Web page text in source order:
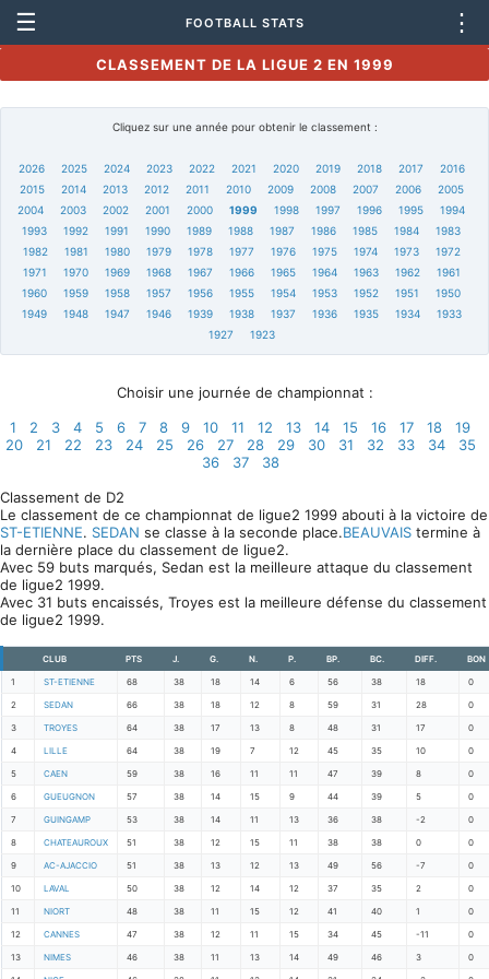
☰ FOOTBALL STATS ⋮
CLASSEMENT DE LA LIGUE 2 EN 1999
Cliquez sur une année pour obtenir le classement :
2026 2025 2024 2023 2022 2021 2020 2019 2018 2017
2016
2015
2014 2013 2012 2011 2010 2009 2008 2007 2006
2005
2004
2003 2002 2001 2000 1999 1998 1997 1996 1995
1994
1993
1992 1991 1990 1989 1988 1987 1986 1985 1984
1983
1982
1981 1980 1979 1978 1977 1976 1975 1974 1973
1972
1971
1970 1969 1968 1967 1966 1965 1964 1963 1962
1961
1960
1959 1958 1957 1956 1955 1954 1953 1952 1951
1950
1949
1948 1947 1946 1939 1938 1937 1936 1935 1934
1933
1927
1923
Choisir une journée de championnat :
1
2 3 4 5 6 7 8 9 10 11 12 13 14 15 16 17 18
19
20
21 22 23 24 25 26 27 28 29 30 31 32 33 34
35
36
37
38
Classement de D2
Le classement de ce championnat de ligue2 1999 abouti à la victoire de
ST-ETIENNE. SEDAN se classe à la seconde place.BEAUVAIS termine à
la dernière place du classement de ligue2.
Avec 59 buts marqués, Sedan est la meilleure attaque du classement
de ligue2 1999.
Avec 31 buts encaissés, Troyes est la meilleure défense du classement
de ligue2 1999.
CLUB PTS J. G. N. P. BP. BC. DIFF. BON
1 ST-ETIENNE 68 38 18 14 6 56 38 18 0
2 SEDAN 66 38 18 12 8 59 31 28 0
3 TROYES 64 38 17 13 8 48 31 17 0
4 LILLE 64 38 19 7 12 45 35 10 0
5 CAEN 59 38 16 11 11 47 39 8 0
6 GUEUGNON 57 38 14 15 9 44 39 5 0
7 GUINGAMP 53 38 14 11 13 36 38 -2 0
8 CHATEAUROUX 51 38 12 15 11 38 38 0 0
9 AC-AJACCIO 51 38 13 12 13 49 56 -7 0
10 LAVAL 50 38 12 14 12 37 35 2 0
11 NIORT 48 38 11 15 12 41 40 1 0
12 CANNES 47 38 12 11 15 34 45 -11 0
13 NIMES 46 38 11 13 14 49 46 3 0